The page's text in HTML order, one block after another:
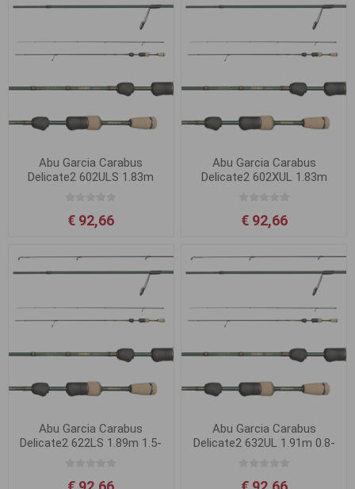
Abu Garcia Carabus
Delicate2 602ULS 1.83m
€ 92,66
Abu Garcia Carabus
Delicate2 602XUL 1.83m
€ 92,66
Abu Garcia Carabus
Delicate2 622LS 1.89m 1.5-
Abu Garcia Carabus
Delicate2 632UL 1.91m 0.8-